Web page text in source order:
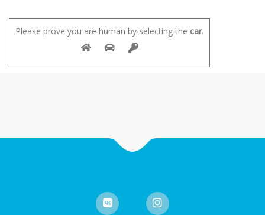
Please prove you are human by selecting the car.